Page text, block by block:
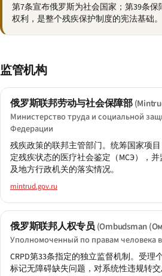
第7条宣布俄罗斯为社会国家；第39条
权利，是整个残疾保护制度的宪法基础。
监管机构
俄罗斯联邦劳动与社会保障部
Министерство труда и социальной
Федерации
残疾政策的联邦主管部门。统筹国家项
定残疾状态的医疗社会鉴定（МСЭ），并
及地方行政机关的落实情况。
mintrud.gov.ru
俄罗斯联邦人权专员(Ombudsman
Уполномоченный по правам человека
CRPD第33条指定的独立监督机制。受理
标记无障碍缺失问题，对系统性违规转交